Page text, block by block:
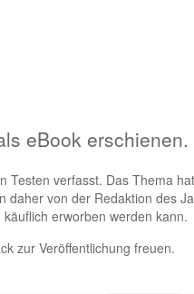
eBook erschienen.
verfasst. Das Thema
von der Redaktion des
käuflich erworben werden kann.
zur Veröffentlichung freuen.